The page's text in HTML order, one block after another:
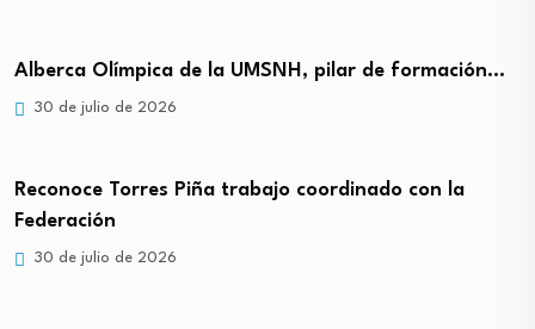
Alberca Olímpica de la UMSNH, pilar de formación…
30 de julio de 2026
Reconoce Torres Piña trabajo coordinado con la
Federación
30 de julio de 2026